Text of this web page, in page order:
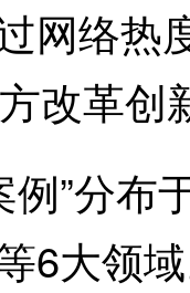
网络热
改革创
”分布
6大领